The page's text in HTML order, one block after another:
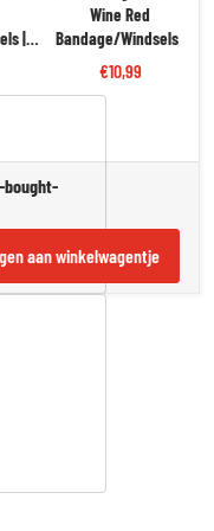
|
Wine Red
Bandage/Windsels |
Katoen
€10,99
aan winkelwagentje